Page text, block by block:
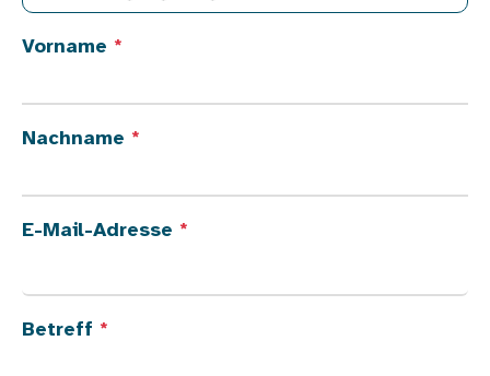
Vorname
Nachname
E-Mail-Adresse
Betreff